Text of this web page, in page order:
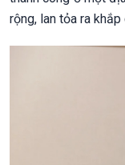
rộng, lan tỏa ra khắp